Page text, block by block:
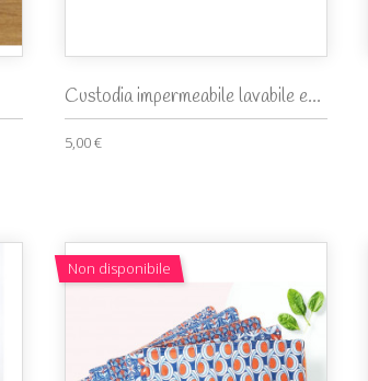
Custodia impermeabile lavabile e...
5,00 €
Non disponibile